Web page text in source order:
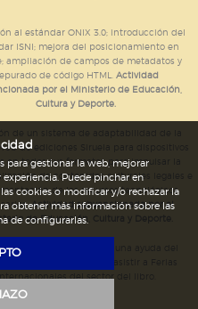
al estándar ONIX 3.0; introducción del
ISNI; mejora del posicionamiento en
ampliación de campos de metadatos y
de código HTML.Actividad
por el Ministerio de Educación,
Cultura y Deporte.
de ediciones Siruela para dispositivos
en todos sus formatos para impulsar la
de contenidos culturales legales e
de los recursos tecnológicos
Actividad subvencionada por el
de Educación, Cultura y Deporte.
Siruela ha percibido una ayuda del
para gestionar la web, mejorar
Puede pinchar en
cookies o modificar y/o rechazar la
obtener más información sobre las
de configurarlas.